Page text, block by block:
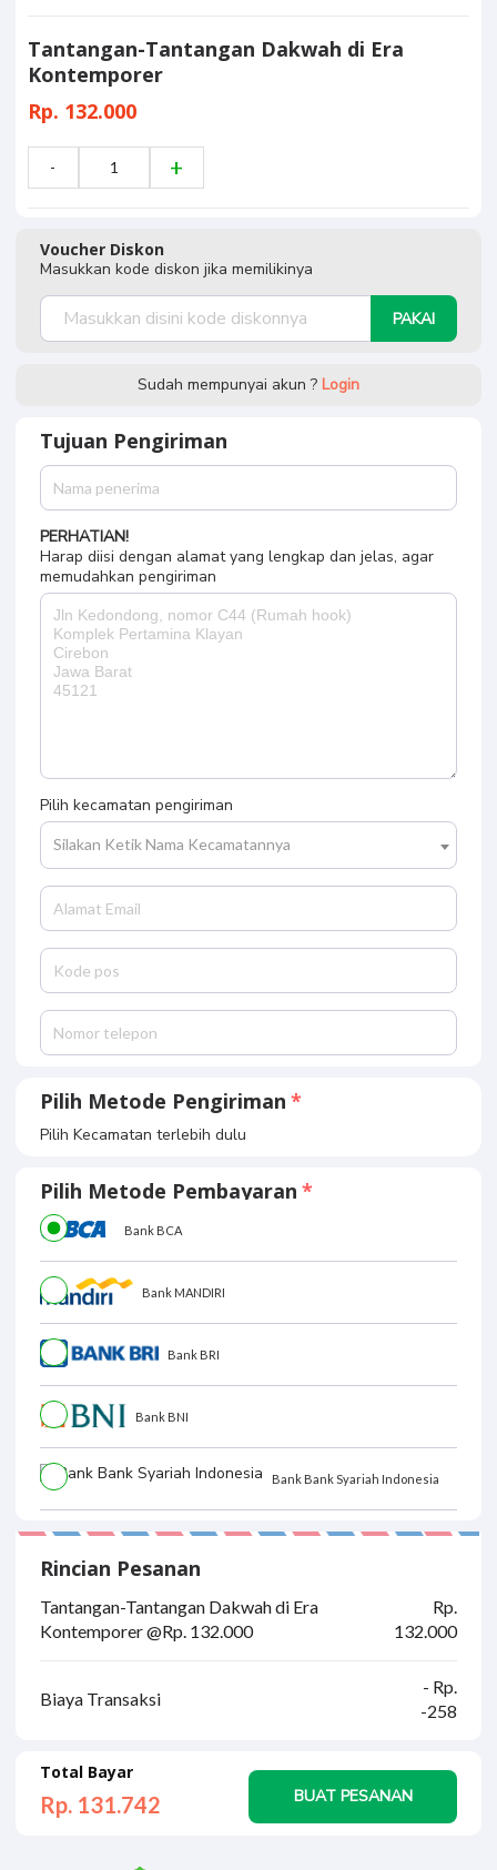
Tantangan-Tantangan Dakwah di Era
Kontemporer
Rp. 132.000
Voucher Diskon
Masukkan kode diskon jika memilikinya
PAKAI
Sudah mempunyai akun ? Login
Tujuan Pengiriman
PERHATIAN!
Harap diisi dengan alamat yang lengkap dan jelas, agar
memudahkan pengiriman
Pilih kecamatan pengiriman
Silakan Ketik Nama Kecamatannya
Pilih Metode Pengiriman
Pilih Kecamatan terlebih dulu
Pilih Metode Pembayaran
Bank BCA
Bank MANDIRI
Bank BRI
Bank BNI
Bank Bank Syariah Indonesia
Rincian Pesanan
Tantangan-Tantangan Dakwah di Era
Kontemporer @Rp. 132.000
Rp.
132.000
Biaya Transaksi
- Rp.
-258
Total Bayar
Rp. 131.742 BUAT PESANAN